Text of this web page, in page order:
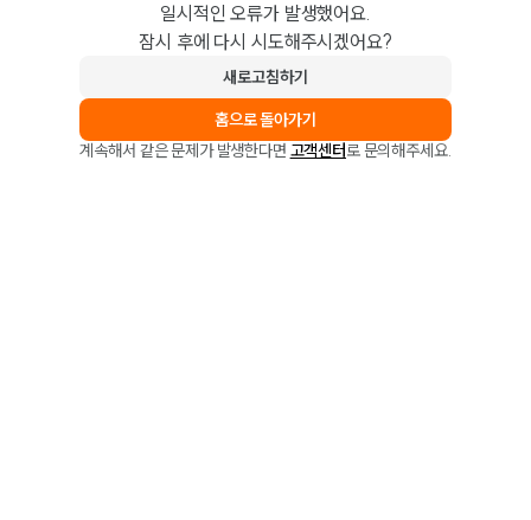
일시적인 오류가 발생했어요.
잠시 후에 다시 시도해주시겠어요?
새로고침하기
홈으로 돌아가기
계속해서 같은 문제가 발생한다면 고객센터로 문의해주세요.